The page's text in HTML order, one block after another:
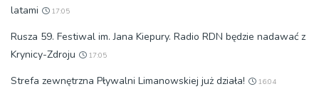
latami
17:05
Rusza 59. Festiwal im. Jana Kiepury. Radio RDN będzie nadawać z
Krynicy-Zdroju
17:05
Strefa zewnętrzna Pływalni Limanowskiej już działa! 16:04